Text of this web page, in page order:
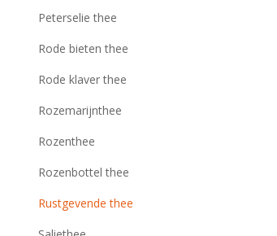
Peterselie thee
Rode bieten thee
Rode klaver thee
Rozemarijnthee
Rozenthee
Rozenbottel thee
Rustgevende thee